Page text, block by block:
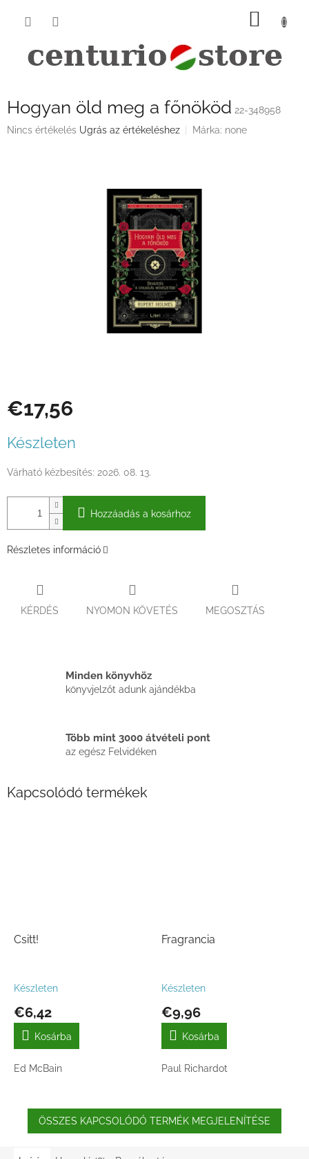
KOSÁR
Hogyan öld meg a főnököd 22-348958
A
Nincs értékelés Ugrás az értékeléshez Márka: none
€17,56
Készleten
Várható kézbesítés: 2026. 08. 13.
Hozzáadás a kosárhoz
Részletes információ
KÉRDÉS NYOMON KÖVETÉS MEGOSZTÁS
Minden könyvhöz
könyvjelzőt adunk ajándékba
Több mint 3000 átvételi pont
az egész Felvidéken
Kapcsolódó termékek
Csitt!
Készleten
€6,42
Kosárba
Ed McBain
Fragrancia
Készleten
€9,96
Kosárba
Paul Richardot
ÖSSZES KAPCSOLÓDÓ TERMÉK MEGJELENÍTÉSE